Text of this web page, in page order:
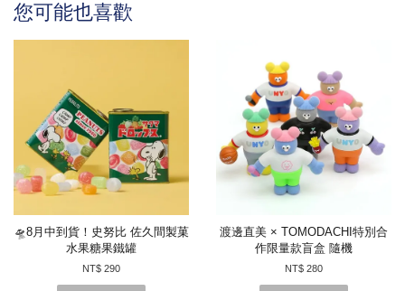
您可能也喜歡
🛸8月中到貨！史努比 佐久間製菓
水果糖果鐵罐
NT$ 290
渡邊直美 × TOMODACHI特別合
作限量款盲盒 隨機
NT$ 280